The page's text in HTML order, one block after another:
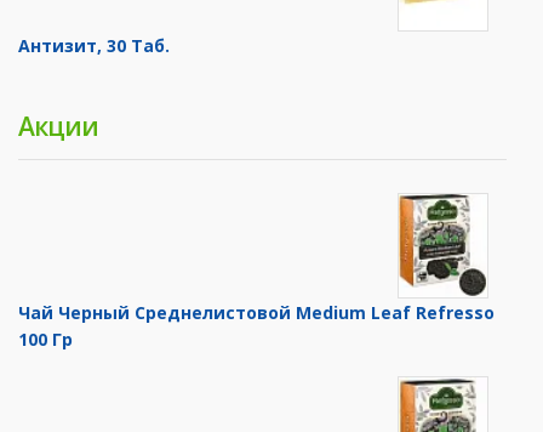
Антизит, 30 Таб.
Акции
Чай Черный Среднелистовой Medium Leaf Refresso
100 Гр